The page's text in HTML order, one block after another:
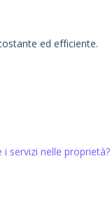
ed efficiente.
servizi nelle proprietà?